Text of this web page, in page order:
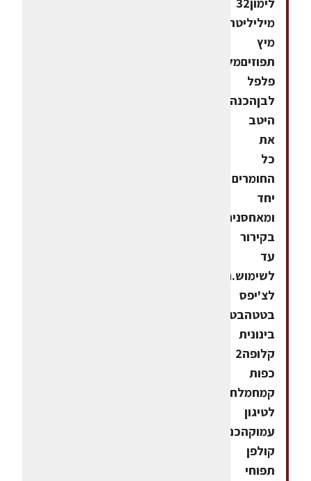
מיליליטר
מיץ
תפוזיםמלח
פלפל
לבןהכנהמערבבים
היטב
את
כל
החומרים
יחד
ומאחסנים
בקירור
עד
לשימוש.חומרים
לצ'יפס
בטטהבטטה
בינונית
קלופה2
כפות
קמחמלחשמן
לטיגון
עמוקהכנהבעזרת
קולפן
תפוחי